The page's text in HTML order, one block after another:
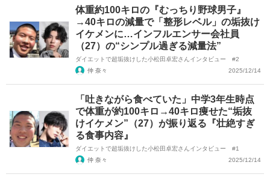
体重約100キロの『むっちり野球男子』
→40キロの減量で「整形レベル」の垢抜け
イケメンに…インフルエンサー会社員
（27）の“シンプル過ぎる減量法”
ダイエットで超垢抜けした小松田卓宏さんインタビュー #2
仲 奈々
2025/12/14
「吐きながら食べていた」中学3年生時点
で体重が約100キロ→40キロ痩せた“垢抜
けイケメン”（27）が振り返る『壮絶すぎ
る食事内容』
ダイエットで超垢抜けした小松田卓宏さんインタビュー #1
仲 奈々
2025/12/14